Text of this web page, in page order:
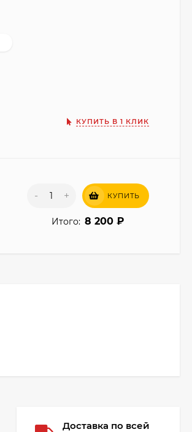
КУПИТЬ В 1 КЛИК
- + КУПИТЬ
Итого: 8 200 ₽
Доставка по всей